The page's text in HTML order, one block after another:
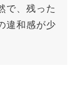
で、残った
違和感が少